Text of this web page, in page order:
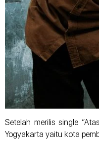
Setelah merilis single
Yogyakarta yaitu kota